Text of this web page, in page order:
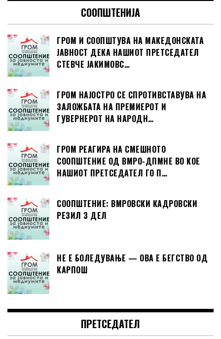
СООПШТЕНИЈА
ГРОМ И СООПШТУВА НА МАКЕДОНСКАТА
ЈАВНОСТ ДЕКА НАШИОТ ПРЕТСЕДАТЕЛ
СТЕВЧЕ ЈАКИМОВС…
ГРОМ НАЈОСТРО СЕ СПРОТИВСТАВУВА НА
ЗАЛОЖБАТА НА ПРЕМИЕРОТ И
ГУВЕРНЕРОТ НА НАРОДН…
ГРОМ РЕАГИРА НА СМЕШНОТО
СООПШТЕНИЕ ОД ВМРО-ДПМНЕ ВО КОЕ
НАШИОТ ПРЕТСЕДАТЕЛ ГО П…
СООПШТЕНИЕ: ВМРОВСКИ КАДРОВСКИ
РЕЗИЛ 3 ДЕЛ
НЕ Е БОЛЕДУВАЊЕ — ОВА Е БЕГСТВО ОД
КАРПОШ
ПРЕТСЕДАТЕЛ